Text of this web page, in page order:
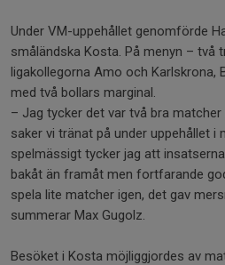
Under VM-uppehållet genomförde
småländska Kosta. På menyn – två
ligakollegorna Amo och Karlskrona,
med två bollars marginal.
– Jag tycker det var två bra
saker vi tränat på under uppehållet i
spelmässigt tycker jag att
bakåt än framåt men fortfarande
spela lite matcher igen, det gav
summerar Max Gugolz.
Besöket i Kosta möjliggjordes av